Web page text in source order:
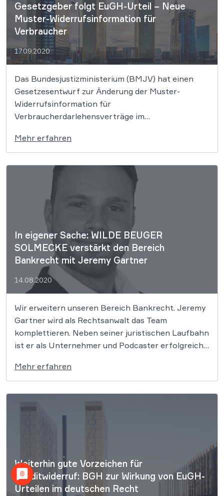
Gesetzgeber folgt EuGH-Urteil – Neue
Muster-Widerrufsinformation für
Verbraucher
17.09.2020
Das Bundesjustizministerium (BMJV) hat einen
Gesetzesentwurf zur Änderung der Muster-
Widerrufsinformation für
Verbraucherdarlehensverträge im
(EGBGB) vorgelegt. Damit reagieren die
Verantwortlichen auf ein bahnbrechendes Urteil
des Europäischen Gerichtshofs (EuGH) vom 26.
März 2020, in dem die Richter das bisherige, in
zahlreichen Fällen verwendete Muster für
unvereinbar mit der […]
Mehr erfahren
In eigener Sache: WILDE BEUGER
SOLMECKE verstärkt den Bereich
Bankrecht mit Jeremy Gartner
14.08.2020
Wir erweitern unseren Bereich Bankrecht. Jeremy
Gartner wird als Rechtsanwalt das Team
komplettieren. Neben seiner juristischen Laufbahn
ist er als Unternehmer und Podcaster erfolgreich.
Rechtsanwälte haben unseren Hauptsitz im
Herzen der Medienhauptstadt Köln und gehören
seit über 30 Jahren bundesweit zu den
renommierten und führenden […]
Mehr erfahren
Weiterhin gute Vorzeichen für
Kreditwiderruf: BGH zur Wirkung von EuGH-
Urteilen im deutschen Recht